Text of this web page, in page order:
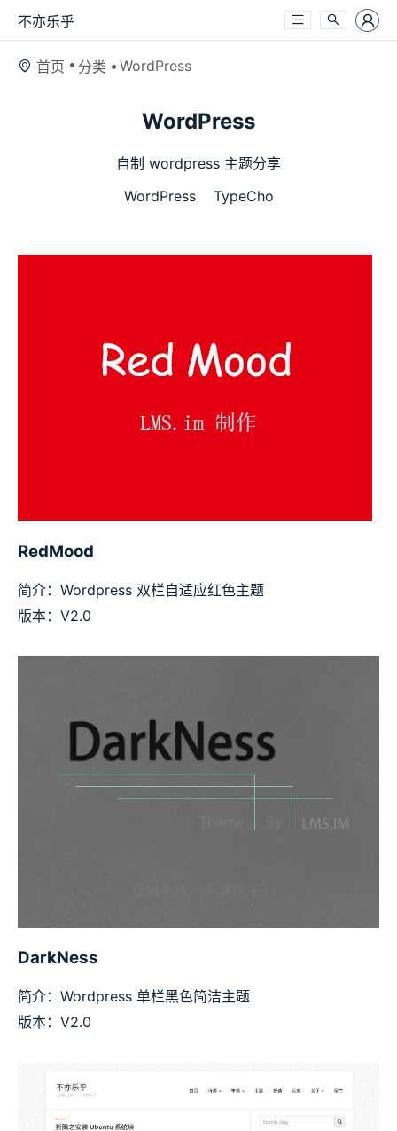
不亦乐乎
首页 分类 WordPress
WordPress
自制 wordpress 主题分享
WordPress
TypeCho
RedMood
简介：Wordpress 双栏自适应红色主题
版本：V2.0
DarkNess
简介：Wordpress 单栏黑色简洁主题
版本：V2.0